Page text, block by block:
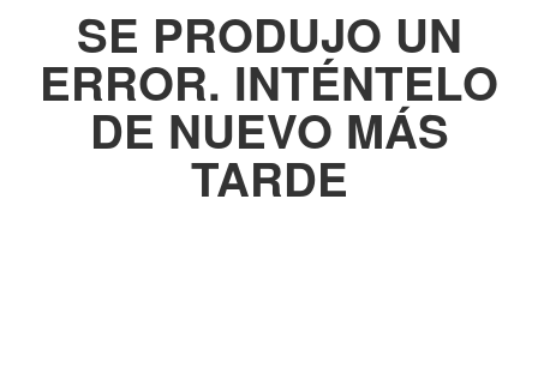
SE PRODUJO UN
ERROR. INTÉNTELO
DE NUEVO MÁS
TARDE